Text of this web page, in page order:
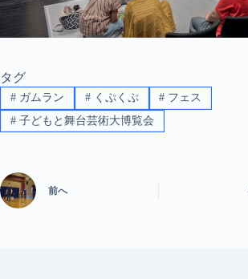
タグ
#ガムラン #くぷくぷ # フェス
#子どもと舞台芸術大博覧会
前へ